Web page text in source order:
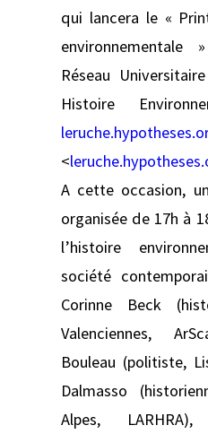
qui lancera le «
Réseau
Histoire
<
A cette occasion,
organisée de 17h à
l’histoire
société
Corinne Beck
Valenciennes,
Bouleau (politiste,
Dalmasso
Alpes,